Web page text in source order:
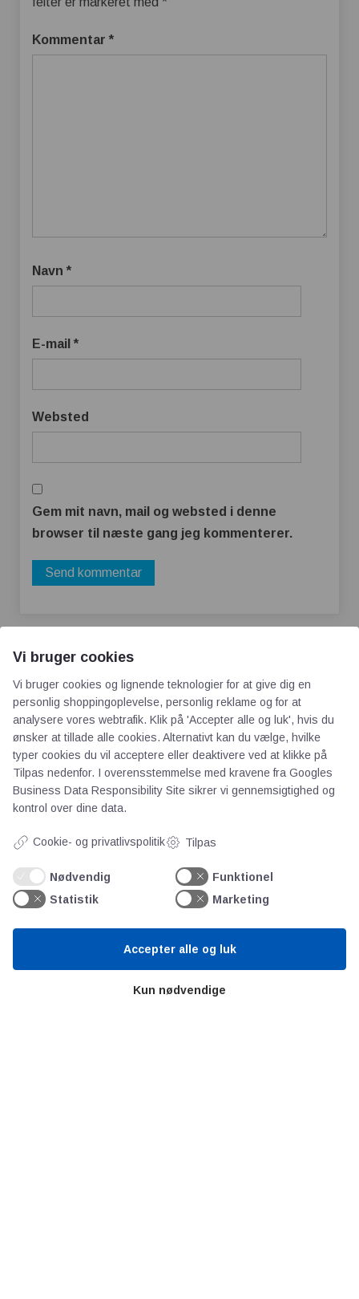
Kommentar *
Navn *
E-mail *
Websted
Gem mit navn, mail og websted i denne
browser til næste gang jeg kommenterer.
AOT
Om os
Priser
Persondata
Videncentre
Vi bruger cookies
Vi bruger cookies og lignende teknologier for at give dig en
personlig shoppingoplevelse, personlig reklame og for at
analysere vores webtrafik. Klik på 'Accepter alle og luk', hvis du
ønsker at tillade alle cookies. Alternativt kan du vælge, hvilke
typer cookies du vil acceptere eller deaktivere ved at klikke på
Tilpas nedenfor. I overensstemmelse med kravene fra Googles
Business Data Responsibility Site sikrer vi gennemsigtighed og
kontrol over dine data.
Cookie- og privatlivspolitik Tilpas
Nødvendig
Funktionel
Statistik
Marketing
Kun nødvendige
Accepter alle og luk